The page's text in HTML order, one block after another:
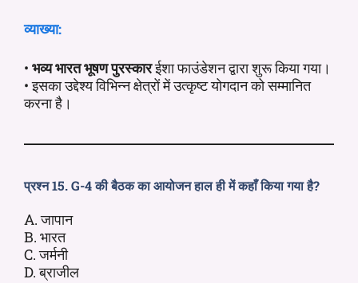
व्याख्या:
• भव्य भारत भूषण पुरस्कारईशा फाउंडेशन द्वारा शुरू किया गया।
• इसका उद्देश्य विभिन्न क्षेत्रों में उत्कृष्ट योगदान को सम्मानित
करना है।
प्रश्न 15. G-4 की बैठक का आयोजन हाल ही में कहाँ किया गया है?
A. जापान
B. भारत
C. जर्मनी
D. ब्राजील